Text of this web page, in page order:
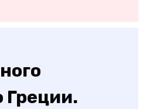
Греции.